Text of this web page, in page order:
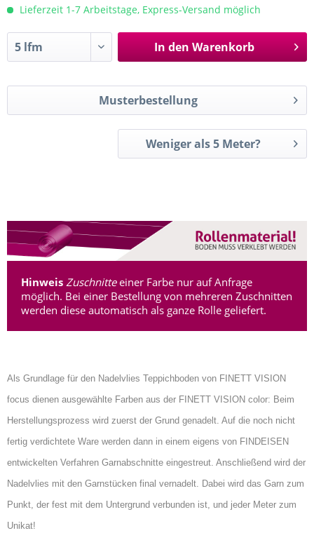
Lieferzeit 1-7 Arbeitstage, Express-Versand möglich
In den Warenkorb
Musterbestellung
Weniger als 5 Meter?
Hinweis Zuschnitteeiner Farbe nur auf Anfrage
möglich. Bei einer Bestellung von mehreren Zuschnitten
werden diese automatisch als ganze Rolle geliefert.
Als Grundlage für den Nadelvlies Teppichboden von FINETT VISION
focus dienen ausgewählte Farben aus der FINETT VISION color: Beim
Herstellungsprozess wird zuerst der Grund genadelt. Auf die noch nicht
fertig verdichtete Ware werden dann in einem eigens von FINDEISEN
entwickelten Verfahren Garnabschnitte eingestreut. Anschließend wird der
Nadelvlies mit den Garnstücken final vernadelt. Dabei wird das Garn zum
Punkt, der fest mit dem Untergrund verbunden ist, und jeder Meter zum
Unikat!